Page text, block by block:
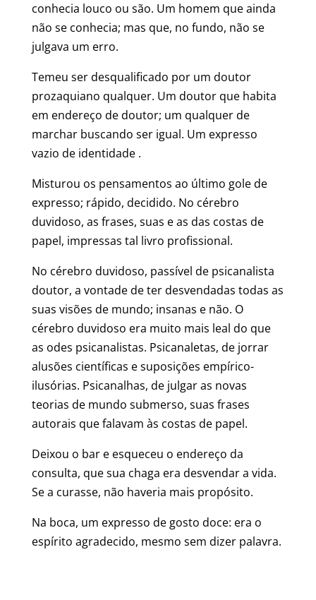
conhecia louco ou são. Um homem que ainda
não se conhecia; mas que, no fundo, não se
julgava um erro.
Temeu ser desqualificado por um doutor
prozaquiano qualquer. Um doutor que habita
em endereço de doutor; um qualquer de
marchar buscando ser igual. Um expresso
vazio de identidade .
Misturou os pensamentos ao último gole de
expresso; rápido, decidido. No cérebro
duvidoso, as frases, suas e as das costas de
papel, impressas tal livro profissional.
No cérebro duvidoso, passível de psicanalista
doutor, a vontade de ter desvendadas todas as
suas visões de mundo; insanas e não. O
cérebro duvidoso era muito mais leal do que
as odes psicanalistas. Psicanaletas, de jorrar
alusões científicas e suposições empírico-
ilusórias. Psicanalhas, de julgar as novas
teorias de mundo submerso, suas frases
autorais que falavam às costas de papel.
Deixou o bar e esqueceu o endereço da
consulta, que sua chaga era desvendar a vida.
Se a curasse, não haveria mais propósito.
Na boca, um expresso de gosto doce: era o
espírito agradecido, mesmo sem dizer palavra.